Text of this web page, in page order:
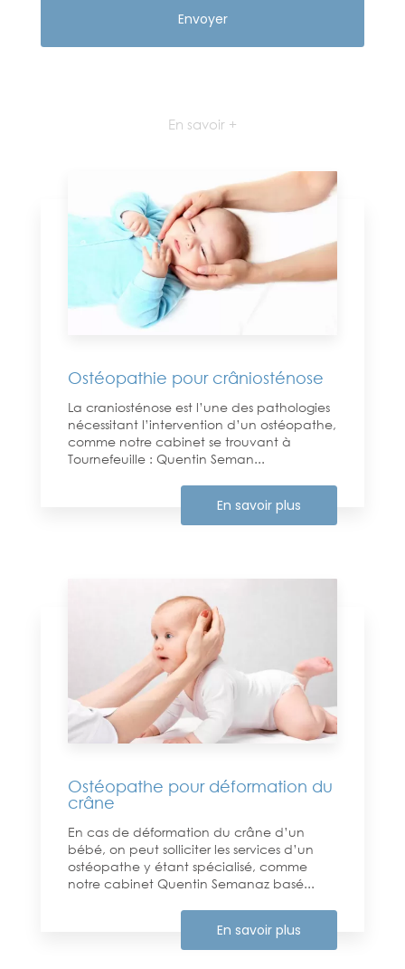
En savoir +
Ostéopathie pour crâniosténose
La craniosténose est l’une des pathologies
nécessitant l’intervention d’un ostéopathe,
comme notre cabinet se trouvant à
Tournefeuille : Quentin Seman...
En savoir plus
Ostéopathe pour déformation du
crâne
En cas de déformation du crâne d’un
bébé, on peut solliciter les services d’un
ostéopathe y étant spécialisé, comme
notre cabinet Quentin Semanaz basé...
En savoir plus